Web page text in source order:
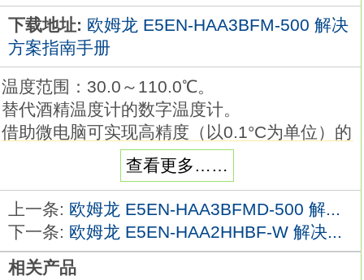
下载地址: 欧姆龙 E5EN-HAA3BFM-500 解决
方案指南手册
温度范围：30.0～110.0℃。
替代酒精温度计的数字温度计。
借助微电脑可实现高精度（以0.1°C为单位）的
内置电池，无需电源接线。
大型LCD（字符高度12mm）数字显示E5EN-
HAA3BFM-500手册。放大器分离接近传感器
可简单设定高精度的灵敏度。
可根据用途选择传感器探头种类，传感器前置
查看更多……
上一条: 欧姆龙 E5EN-HAA3BFMD-500 解...
下一条: 欧姆龙 E5EN-HAA2HHBF-W 解决...
相关产品